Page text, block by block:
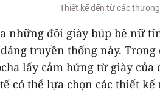
Thiết kế đến từ các
những đôi giày búp bê nữ
truyền thống này.
lấy cảm hứng từ giày
có thể lựa chọn các thiết